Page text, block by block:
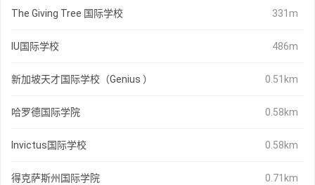
The Giving Tree 国际学校 331m
IU国际学校 486m
新加坡天才国际学校（Genius ） 0.51km
哈罗德国际学院 0.58km
Invictus国际学校 0.58km
得克萨斯州国际学院 0.71km